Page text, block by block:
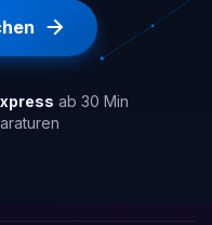
ab 30 Min